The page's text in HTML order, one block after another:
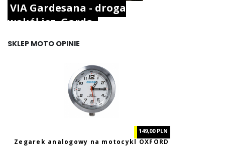
VIA Gardesana - droga
wokół jez. Garda.
SKLEP MOTO OPINIE
149,00 PLN
Zegarek analogowy na motocykl OXFORD